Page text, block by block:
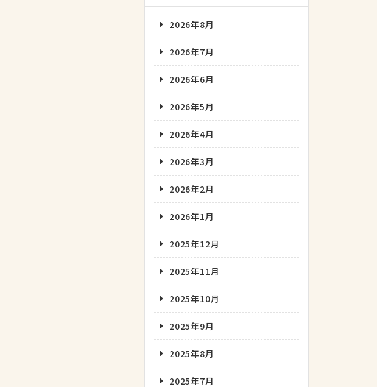
2026年8月
2026年7月
2026年6月
2026年5月
2026年4月
2026年3月
2026年2月
2026年1月
2025年12月
2025年11月
2025年10月
2025年9月
2025年8月
2025年7月